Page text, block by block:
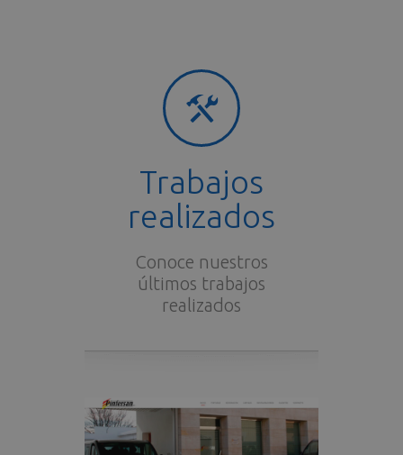
Trabajos
realizados
Conoce nuestros
últimos trabajos
realizados